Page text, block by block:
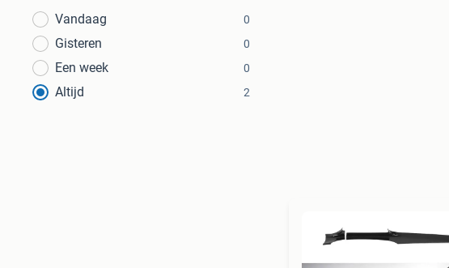
Vandaag
0
Gisteren 0
Een week 0
Altijd 2